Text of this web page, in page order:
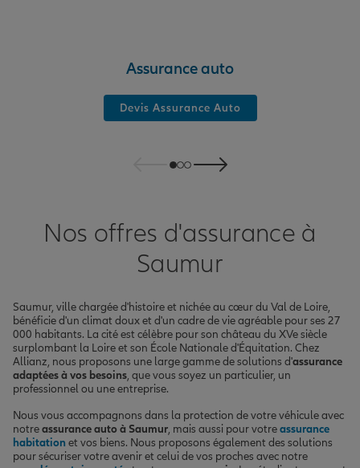
Assurance auto
Devis Assurance Auto
Nos offres d'assurance à
Saumur
Saumur, ville chargée d'histoire et nichée au cœur du Val de Loire,
bénéficie d'un climat doux et d'un cadre de vie agréable pour ses 27
000 habitants. La cité est célèbre pour son château du XVe siècle
surplombant la Loire et son École Nationale d'Équitation. Chez
Allianz, nous proposons une large gamme de solutions d'assurance
adaptées à vos besoins, que vous soyez un particulier, un
professionnel ou une entreprise.
Nous vous accompagnons dans la protection de votre véhicule avec
notreassurance auto à Saumur, mais aussi pour votreassurance
habitation et vos biens. Nous proposons également des solutions
pour sécuriser votre avenir et celui de vos proches avec notre